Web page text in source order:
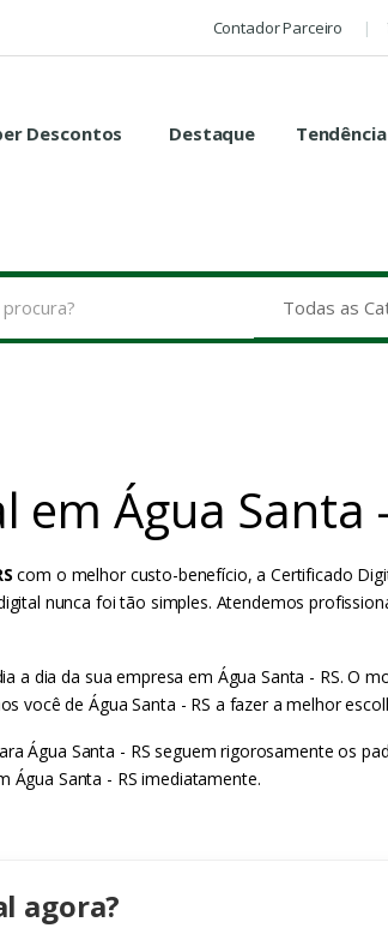
Contador Parceiro
Descontos Destaque Tendência
em Água Santa
com o melhor custo-benefício, a Certificado
nunca foi tão simples. Atendemos
a dia da sua empresa em Água Santa - RS. O
você de Água Santa - RS a fazer a melhor
Água Santa - RS seguem rigorosamente os
Água Santa - RS imediatamente.
agora?